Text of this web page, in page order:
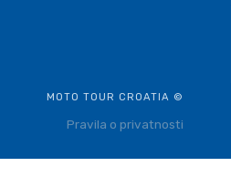
MOTO TOUR CROATIA ©
Pravila o privatnosti